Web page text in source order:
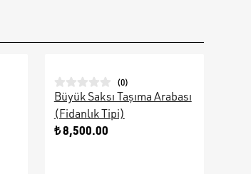
(0)
Büyük Saksı Taşıma Arabası
(Fidanlık Tipi)
₺ 8,500.00